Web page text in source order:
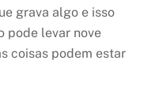
grava algo e isso
pode levar nove
coisas podem estar